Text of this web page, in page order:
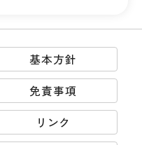
基本方針
免責事項
リンク